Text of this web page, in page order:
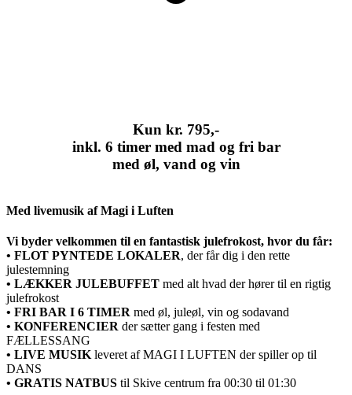
Kun kr. 795,-
inkl. 6 timer med mad og fri bar
med øl, vand og vin
Med livemusik af Magi i Luften
Vi byder velkommen til en fantastisk julefrokost, hvor du får:
• FLOT PYNTEDE LOKALER, der får dig i den rette
julestemning
• LÆKKER JULEBUFFET med alt hvad der hører til en rigtig
julefrokost
• FRI BAR I 6 TIMER med øl, juleøl, vin og sodavand
• KONFERENCIER der sætter gang i festen med
FÆLLESSANG
• LIVE MUSIK leveret af MAGI I LUFTEN der spiller op til
DANS
• GRATIS NATBUS til Skive centrum fra 00:30 til 01:30